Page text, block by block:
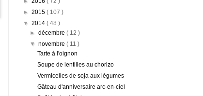
► 2015 ( 107 )
▼ 2014 ( 48 )
►décembre( 12 )
▼novembre( 11 )
Tarte à l'oignon
Soupe de lentilles au chorizo
Vermicelles de soja aux légumes
Gâteau d'anniversaire arc-en-ciel